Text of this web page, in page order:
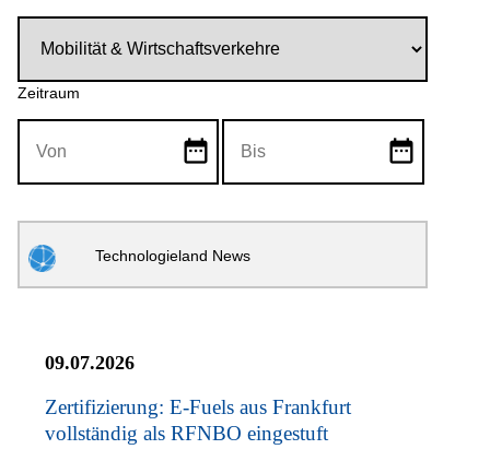
Zeitraum
date_range date_range
Technologieland News
09.07.2026
Zertifizierung: E-Fuels aus Frankfurt
vollständig als RFNBO eingestuft